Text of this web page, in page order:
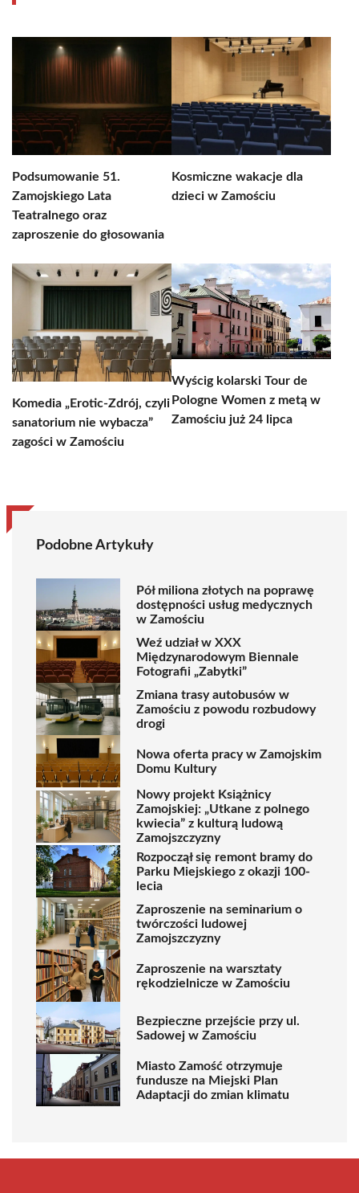
Podsumowanie 51.
Zamojskiego Lata
Teatralnego oraz
zaproszenie do głosowania
Kosmiczne wakacje dla
dzieci w Zamościu
Komedia „Erotic-Zdrój, czyli
sanatorium nie wybacza”
zagości w Zamościu
Wyścig kolarski Tour de
Pologne Women z metą w
Zamościu już 24 lipca
Podobne Artykuły
Pół miliona złotych na poprawę
dostępności usług medycznych
w Zamościu
Weź udział w XXX
Międzynarodowym Biennale
Fotografii „Zabytki”
Zmiana trasy autobusów w
Zamościu z powodu rozbudowy
drogi
Nowa oferta pracy w Zamojskim
Domu Kultury
Nowy projekt Książnicy
Zamojskiej: „Utkane z polnego
kwiecia” z kulturą ludową
Zamojszczyzny
Rozpoczął się remont bramy do
Parku Miejskiego z okazji 100-
lecia
Zaproszenie na seminarium o
twórczości ludowej
Zamojszczyzny
Zaproszenie na warsztaty
rękodzielnicze w Zamościu
Bezpieczne przejście przy ul.
Sadowej w Zamościu
Miasto Zamość otrzymuje
fundusze na Miejski Plan
Adaptacji do zmian klimatu